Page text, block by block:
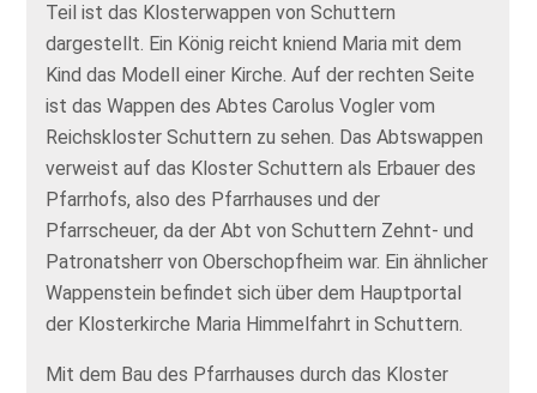
Teil ist das Klosterwappen von Schuttern
dargestellt. Ein König reicht kniend Maria mit dem
Kind das Modell einer Kirche. Auf der rechten Seite
ist das Wappen des Abtes Carolus Vogler vom
Reichskloster Schuttern zu sehen. Das Abtswappen
verweist auf das Kloster Schuttern als Erbauer des
Pfarrhofs, also des Pfarrhauses und der
Pfarrscheuer, da der Abt von Schuttern Zehnt- und
Patronatsherr von Oberschopfheim war. Ein ähnlicher
Wappenstein befindet sich über dem Hauptportal
der Klosterkirche Maria Himmelfahrt in Schuttern.
Mit dem Bau des Pfarrhauses durch das Kloster